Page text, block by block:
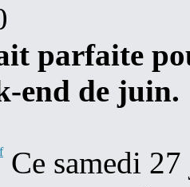
parfaite
end de juin.
Ce samedi